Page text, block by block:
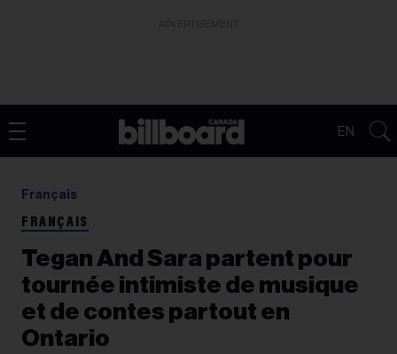
EN
Français
FRANÇAIS
Tegan And Sara partent pour
tournée intimiste de musique
et de contes partout en
Ontario